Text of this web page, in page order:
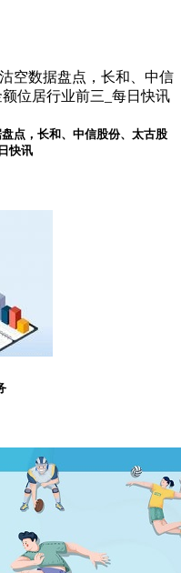
点，长和、中信股份、太古股
快讯